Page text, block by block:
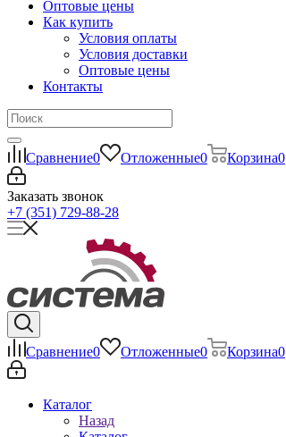
Оптовые цены
Как купить
Условия оплаты
Условия доставки
Оптовые цены
Контакты
Сравнение0 Отложенные0 Корзина0
Заказать звонок
+7 (351) 729-88-28
Сравнение0 Отложенные0 Корзина0
Каталог
Назад